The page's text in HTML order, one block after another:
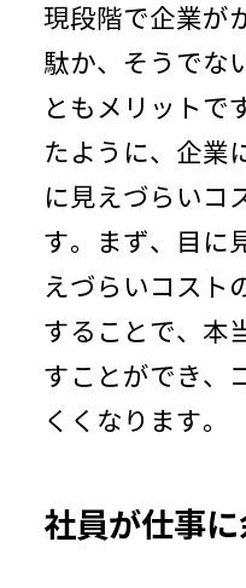
現段階で企業が
駄か、そうでな
ともメリットで
たように、企業
に見えづらいコ
す。まず、目に
えづらいコスト
することで、本
すことができ、
くくなります。
社員が仕事